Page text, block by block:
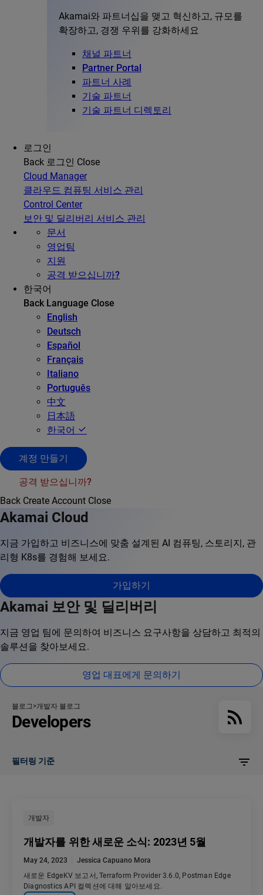
Akamai와 파트너십을 맺고 혁신하고, 규모를
확장하고, 경쟁 우위를 강화하세요
채널 파트너
Partner Portal
파트너 사례
기술 파트너
기술 파트너 디렉토리
로그인
Back 로그인 Close
Cloud Manager
클라우드 컴퓨팅 서비스 관리
Control Center
보안 및 딜리버리 서비스 관리
문서
영업팀
지원
공격 받으십니까?
한국어
Back Language Close
English
Deutsch
Español
Français
Italiano
Português
中文
日本語
한국어
계정 만들기
공격 받으십니까?
Back Create Account Close
Akamai Cloud
지금 가입하고 비즈니스에 맞춤 설계된 AI 컴퓨팅, 스토리지, 관
리형 K8s를 경험해 보세요.
가입하기
Akamai 보안 및 딜리버리
지금 영업 팀에 문의하여 비즈니스 요구사항을 상담하고 최적의
솔루션을 찾아보세요.
영업 대표에게 문의하기
블로그 개발자 블로그
Developers
필터링 기준
개발자
개발자를 위한 새로운 소식: 2023년 5월
May 24, 2023
Jessica Capuano Mora
새로운 EdgeKV 보고서, Terraform Provider 3.6.0, Postman Edge
Diagnostics API 컬렉션에 대해 알아보세요.